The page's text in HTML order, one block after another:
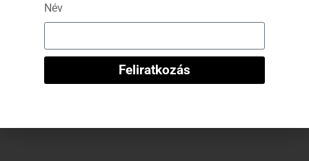
22 890Ft 16 023Ft 22 890Ft 16 023
Név
Feliratkozás